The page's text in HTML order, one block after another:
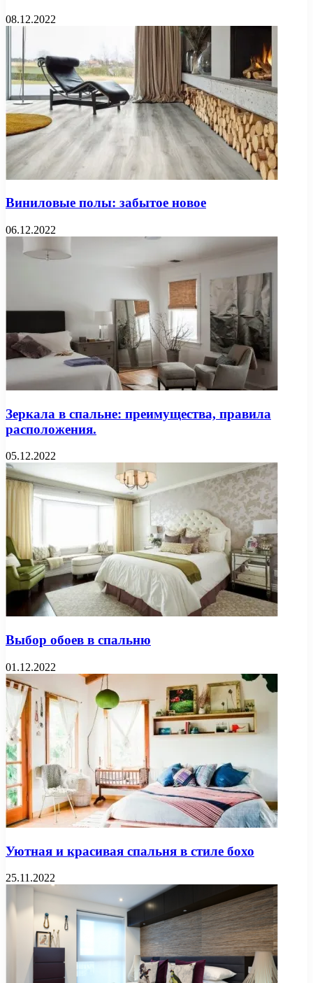
08.12.2022
Виниловые полы: забытое новое
06.12.2022
Зеркала в спальне: преимущества, правила
расположения.
05.12.2022
Выбор обоев в спальню
01.12.2022
Уютная и красивая спальня в стиле бохо
25.11.2022